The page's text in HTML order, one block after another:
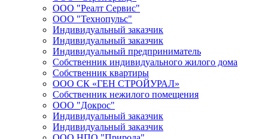
ООО "Реалт Сервис"
ООО "Технопульс"
Индивидуальный заказчик
Индивидуальный заказчик
Индивидуальный предприниматель
Собственник индивидуального жилого дома
Собственник квартиры
ООО СК «ГЕН СТРОЙУРАЛ»
Собственник нежилого помещения
ООО "Докрос"
Индивидуальный заказчик
Индивидуальный заказчик